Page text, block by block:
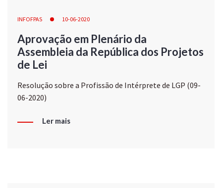
INFOFPAS 10-06-2020
Aprovação em Plenário da
Assembleia da República dos Projetos
de Lei
Resolução sobre a Profissão de Intérprete de LGP (09-
06-2020)
Ler mais